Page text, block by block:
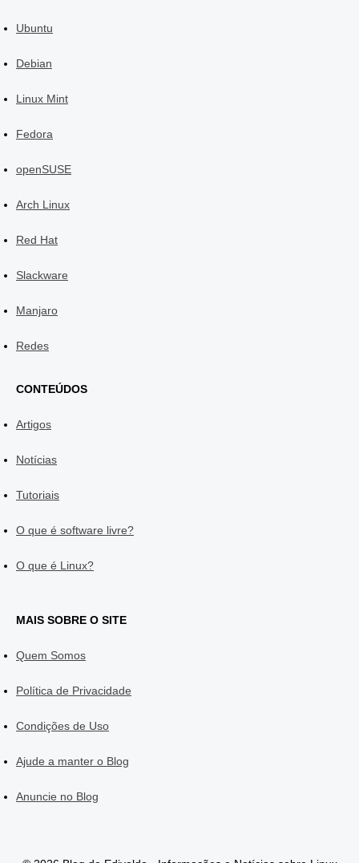
Ubuntu
Debian
Linux Mint
Fedora
openSUSE
Arch Linux
Red Hat
Slackware
Manjaro
Redes
CONTEÚDOS
Artigos
Notícias
Tutoriais
O que é software livre?
O que é Linux?
MAIS SOBRE O SITE
Quem Somos
Política de Privacidade
Condições de Uso
Ajude a manter o Blog
Anuncie no Blog